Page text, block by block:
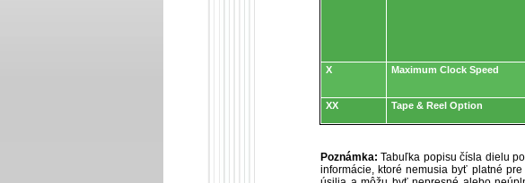
X
Maximum Clock Speed
XX
Tape & Reel Option
Poznámka: Tabuľka popisu čísla dielu
informácie, ktoré nemusia byť platné